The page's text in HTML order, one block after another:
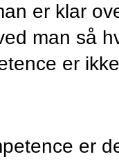
er klar
man så
er
er